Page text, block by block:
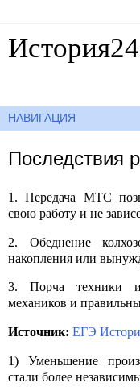
История24
Последствия
1. Передача МТС
свою работу и не
2. Обеднение
накопления или
3. Порча техники
механиков и
Источник: ЕГЭ
1) Уменьшение
стали более